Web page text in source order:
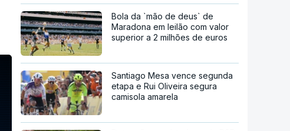
Bola da `mão de deus` de
Maradona em leilão com valor
superior a 2 milhões de euros
Santiago Mesa vence segunda
etapa e Rui Oliveira segura
camisola amarela